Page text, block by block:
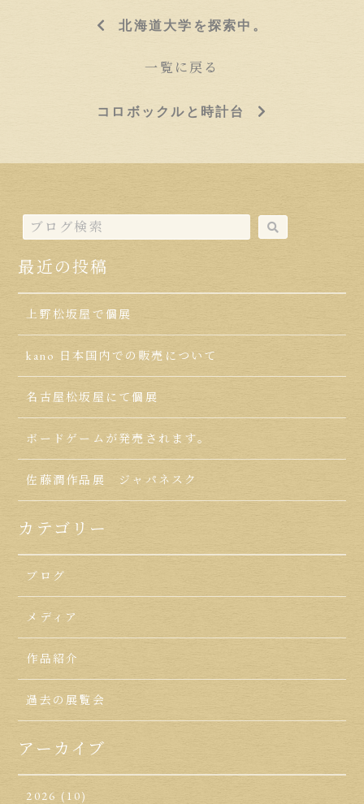
北海道大学を探索中。
一覧に戻る
コロボックルと時計台
最近の投稿
上野松坂屋で個展
kano 日本国内での販売について
名古屋松坂屋にて個展
ボードゲームが発売されます。
佐藤潤作品展 ジャパネスク
カテゴリー
ブログ
メディア
作品紹介
過去の展覧会
アーカイブ
2026 (10)